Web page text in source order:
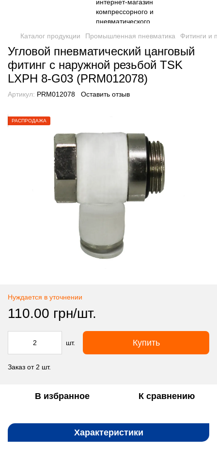
Каталог продукции Промышленная пневматика Фитинги и
Угловой пневматический цанговый
фитинг с наружной резьбой TSK
LXPH 8-G03 (PRM012078)
Артикул: PRM012078 Оставить отзыв
РАСПРОДАЖА
Нуждается в уточнении
110.00 грн/шт.
шт. Купить
Заказ от 2 шт.
В избранное К сравнению
Характеристики